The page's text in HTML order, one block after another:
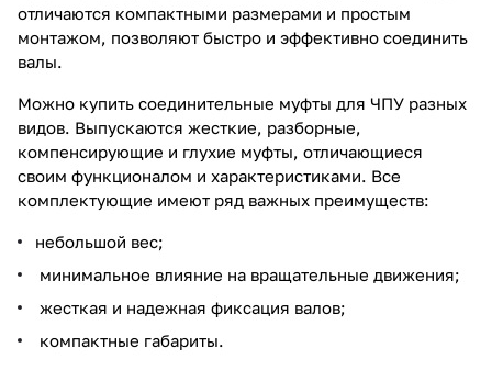
отличаются компактными размерами и простым
монтажом, позволяют быстро и эффективно соединить
валы.
Можно купить соединительные муфты для ЧПУ разных
видов. Выпускаются жесткие, разборные,
компенсирующие и глухие муфты, отличающиеся
своим функционалом и характеристиками. Все
комплектующие имеют ряд важных преимуществ:
небольшой вес;
минимальное влияние на вращательные движения;
жесткая и надежная фиксация валов;
компактные габариты.